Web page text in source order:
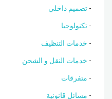
تصميم داخلي
تكنولوجيا
خدمات التنظيف
خدمات النقل و الشحن
متفرقات
مسائل قانونية